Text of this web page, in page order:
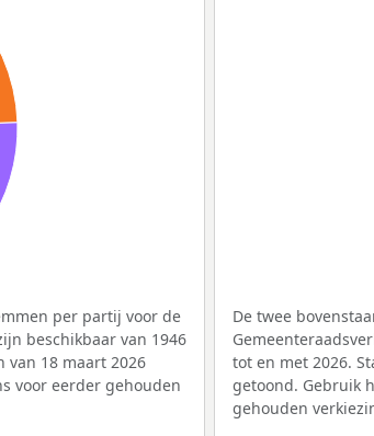
per partij voor de
beschikbaar van 1946
van 18 maart 2026
voor eerder gehouden
De twee
tot en met 2026.
getoond. Gebruik
gehouden